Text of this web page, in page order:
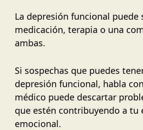
La depresión funcional puede
medicación, terapia o una
ambas.
Si sospechas que puedes
depresión funcional, habla
médico puede descartar
que estén contribuyendo a tu
emocional.